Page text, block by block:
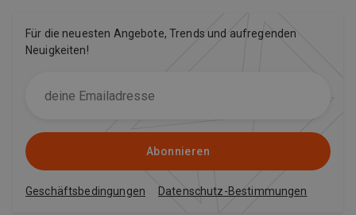
Für die neuesten Angebote, Trends und aufregenden
Neuigkeiten!
Abonnieren
Geschäftsbedingungen Datenschutz-Bestimmungen